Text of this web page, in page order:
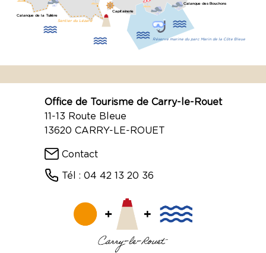
Calanque des Bouchons
Capitainerie
Calanque de la Tuilière
Réserve marine du parc Marin de la Côte Bleue
Sentier du Lézard
Office de Tourisme de Carry-le-Rouet
11-13 Route Bleue
13620 CARRY-LE-ROUET
Contact
Tél : 04 42 13 20 36